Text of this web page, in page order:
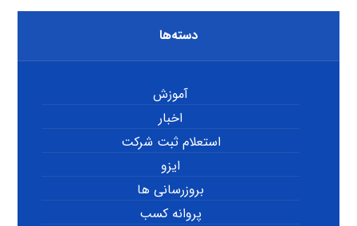
دسته‌ها
آموزش
اخبار
استعلام ثبت شرکت
ایزو
بروزرسانی ها
پروانه کسب